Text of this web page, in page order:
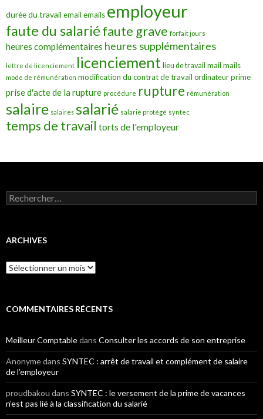
durée du travail email emails employeur
faute du salariéfaute grave forfait jours
heures complémentaires heures supplémentaires
lettre de licenciement licenciement lieu de travail mail mails
mode de rémunération modification du contrat de travail ordinateur prime
prise d'acte de la rupture procédure rupture rémunération
salaire salaires salarié salarié protégé syntec
temps de travail torts de l'employeur
Rechercher :
ARCHIVES
Archives
COMMENTAIRES RÉCENTS
Meilleur Comptabledans Consulter les accords de son entreprise
Anonymedans SYNTEC : arrêt de travail et complément de salaire
de l’employeur
proudbakou dans SYNTEC : le versement de la prime de vacances
n’est pas lié à la classification du salarié